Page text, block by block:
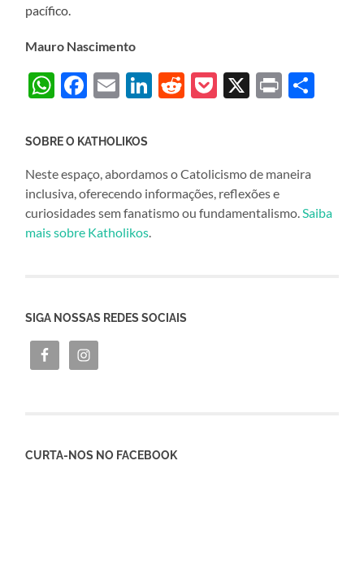
pacífico.
Mauro Nascimento
WhatsApp
Facebook
EmailLinkedIn
Reddit
Pocket
X Print
SOBRE O KATHOLIKOS
Neste espaço, abordamos o Catolicismo de maneira
inclusiva, oferecendo informações, reflexões e
curiosidades sem fanatismo ou fundamentalismo.Saiba
mais sobre Katholikos.
SIGA NOSSAS REDES SOCIAIS
CURTA-NOS NO FACEBOOK